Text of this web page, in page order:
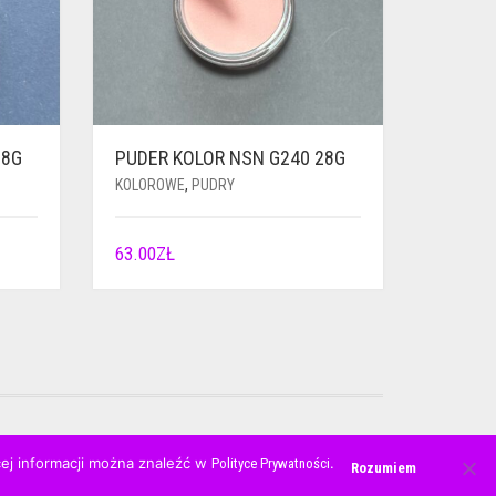
PUDER KOLOR NSN G240 28G
KOLOROWE, PUDRY
63.00ZŁ
informacji można znaleźć w Polityce Prywatności. Rozumiem